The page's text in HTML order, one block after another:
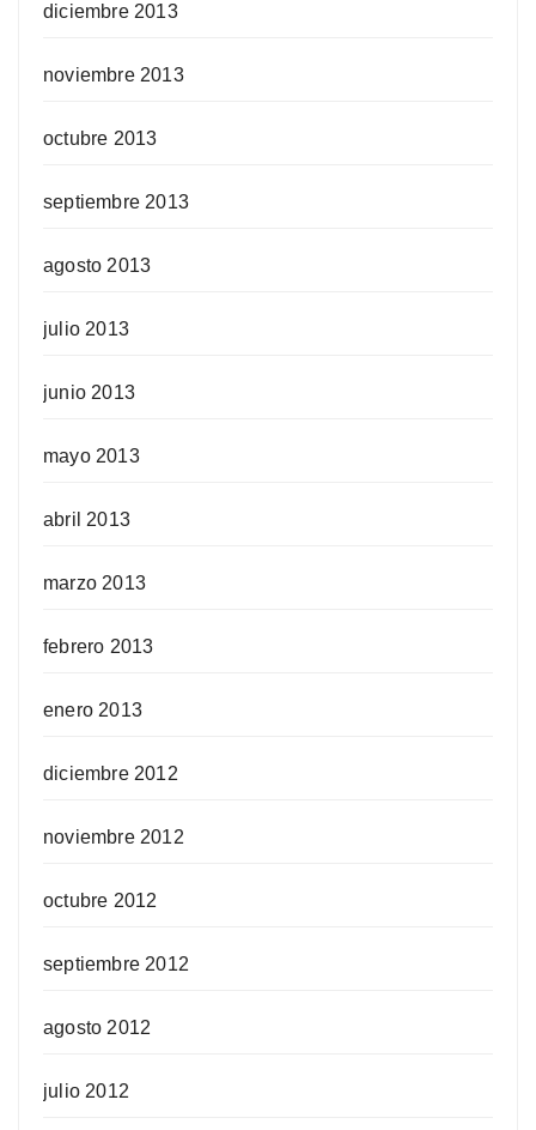
diciembre 2013
noviembre 2013
octubre 2013
septiembre 2013
agosto 2013
julio 2013
junio 2013
mayo 2013
abril 2013
marzo 2013
febrero 2013
enero 2013
diciembre 2012
noviembre 2012
octubre 2012
septiembre 2012
agosto 2012
julio 2012